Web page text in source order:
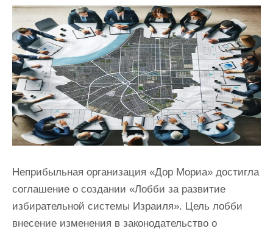
Неприбыльная организация «Дор Мориа» достигла
соглашение о создании «Лобби за развитие
избирательной системы Израиля». Цель лобби
внесение изменения в законодательство о